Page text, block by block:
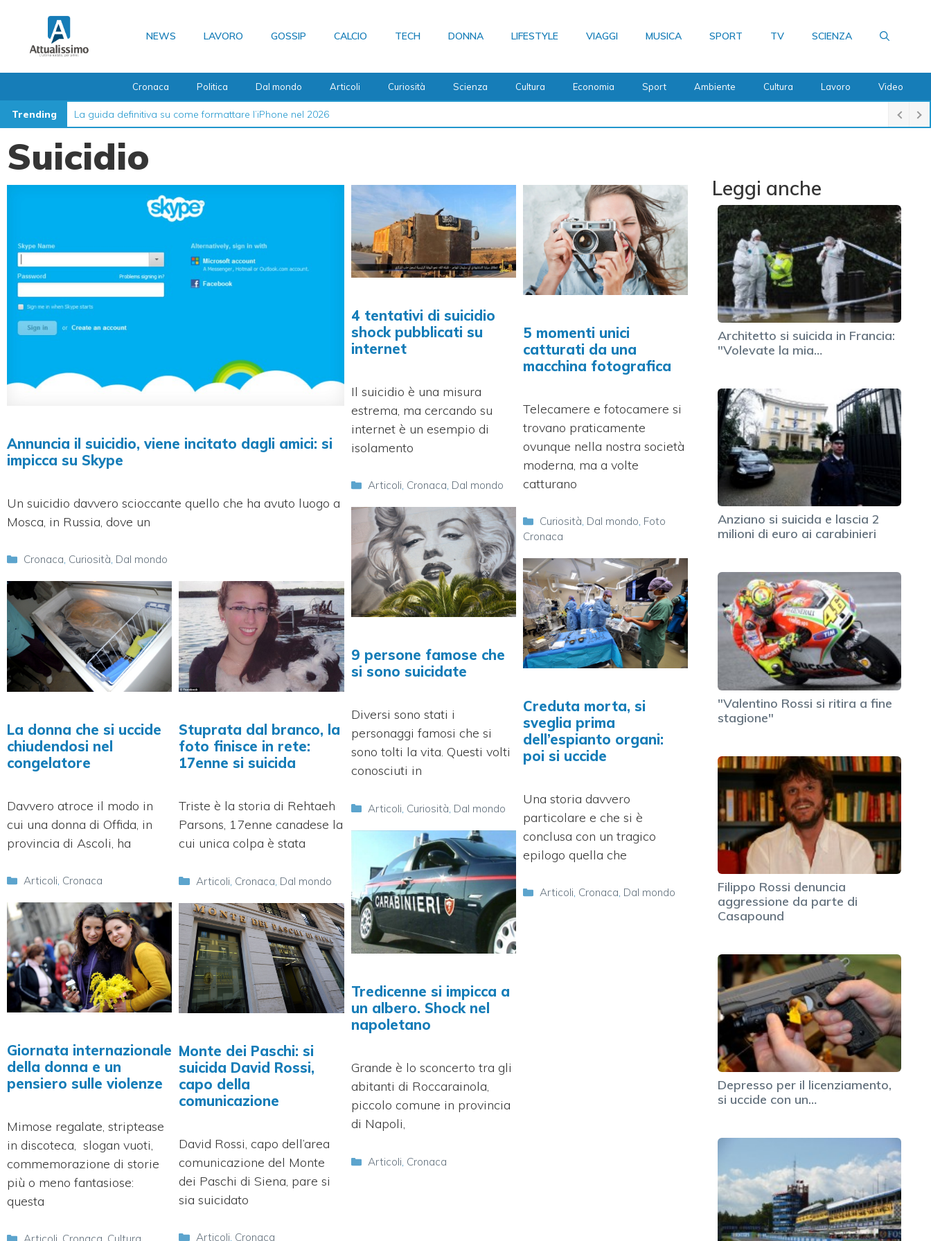
contenuto
NEWS LAVORO GOSSIP CALCIO TECH DONNA LIFESTYLE VIAGGI MUSICA SPORT TV SCIENZA
Cronaca Politica Dal mondo Articoli Curiosità Scienza Cultura Economia Sport Ambiente Cultura Lavoro Video
Trending La guida definitiva su come formattare l’iPhone nel 2026
Suicidio
Annuncia il suicidio, viene incitato dagli amici: si
impicca su Skype
Un suicidio davvero scioccante quello che ha avuto luogo a
Mosca, in Russia, dove un
Categorie
Cronaca, Curiosità, Dal mondo
4 tentativi di suicidio
shock pubblicati su
internet
Il suicidio è una misura
estrema, ma cercando su
internet è un esempio di
isolamento
Categorie
Articoli, Cronaca, Dal mondo
5 momenti unici
catturati da una
macchina fotografica
Telecamere e fotocamere si
trovano praticamente
ovunque nella nostra società
moderna, ma a volte
catturano
Categorie
Curiosità, Dal mondo, Foto
Cronaca
9 persone famose che
si sono suicidate
Diversi sono stati i
personaggi famosi che si
sono tolti la vita. Questi volti
conosciuti in
Categorie
Articoli Curiosità Dal mondo
Creduta morta, si
sveglia prima
dell’espianto organi:
poi si uccide
Una storia davvero
particolare e che si è
conclusa con un tragico
epilogo quella che
Categorie
Articoli, Cronaca, Dal mondo
La donna che si uccide
chiudendosi nel
congelatore
Davvero atroce il modo in
cui una donna di Offida, in
provincia di Ascoli, ha
Categorie
Articoli, Cronaca
Stuprata dal branco, la
foto finisce in rete:
17enne si suicida
Triste è la storia di Rehtaeh
Parsons, 17enne canadese la
cui unica colpa è stata
Categorie
Articoli, Cronaca, Dal mondo
Tredicenne si impicca a
un albero. Shock nel
napoletano
Grande è lo sconcerto tra gli
abitanti di Roccarainola,
piccolo comune in provincia
di Napoli,
Categorie
Articoli, Cronaca
Giornata internazionale
della donna e un
pensiero sulle violenze
Mimose regalate, striptease
in discoteca, slogan vuoti,
commemorazione di storie
più o meno fantasiose:
questa
Categorie
Monte dei Paschi: si
suicida David Rossi,
capo della
comunicazione
David Rossi, capo dell’area
comunicazione del Monte
dei Paschi di Siena, pare si
sia suicidato
Categorie
Articoli, Cronaca
Leggi anche
Architetto si suicida in Francia:
"Volevate la mia…
Anziano si suicida e lascia 2
milioni di euro ai carabinieri
"Valentino Rossi si ritira a fine
stagione"
Filippo Rossi denuncia
aggressione da parte di
Casapound
Depresso per il licenziamento,
si uccide con un…